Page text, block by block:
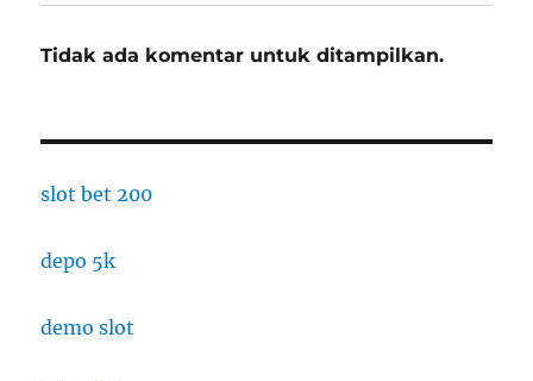
Tidak ada komentar untuk ditampilkan.
slot bet 200
depo 5k
demo slot